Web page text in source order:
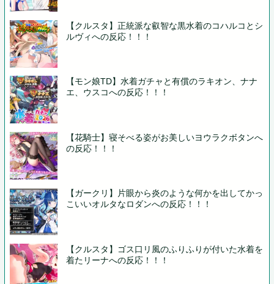
【クルスタ】正統派な叡智な黒水着のコハルコとシ
ルヴィへの反応！！！
【モン娘TD】水着ガチャと有償のラキオン、ナナ
エ、ウスコへの反応！！！
【花騎士】寝そべる姿がお美しいヨウラクボタンへ
の反応！！！
【ガークリ】片眼から炎のような何かを出してかっ
こいいオルタなロダンへの反応！！！
【クルスタ】ゴス口リ風のふりふりが付いた水着を
着たリーナへの反応！！！